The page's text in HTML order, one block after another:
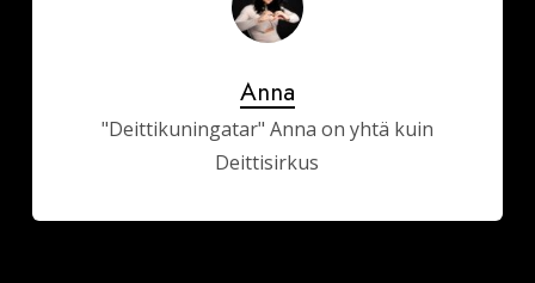
Anna
"Deittikuningatar" Anna on yhtä kuin
Deittisirkus